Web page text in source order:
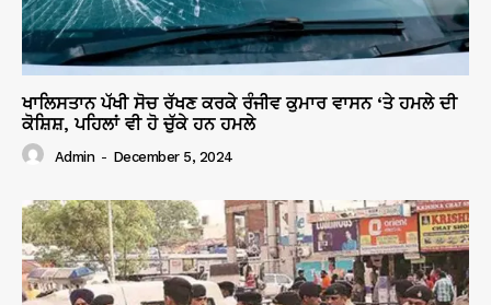
ਖਾਲਿਸਤਾਨ ਪੱਖੀ ਸੋਚ ਰੱਖਣ ਕਰਕੇ ਰੰਜੀਵ ਕੁਮਾਰ ਵਾਸਨ ‘ਤੇ ਹਮਲੇ ਦੀ
ਕੋਸ਼ਿਸ਼, ਪਹਿਲਾਂ ਵੀ ਹੋ ਚੁੱਕੇ ਹਨ ਹਮਲੇ
Admin - December 5, 2024